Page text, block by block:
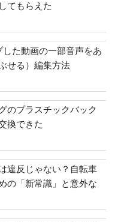
てもらえた
した動画の一部音声をあ
せる）編集方法
のプラスチックバック
換できた
違反じゃない？自転車
の「新常識」と意外な